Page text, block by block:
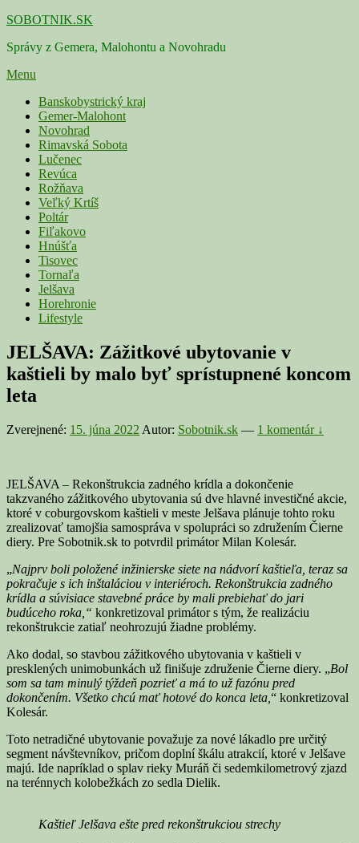
Skip
content
SOBOTNIK.SK
Správy z Gemera, Malohontu a Novohradu
Menu
Primárne
menu
Banskobystrický kraj
Gemer-Malohont
Novohrad
Rimavská Sobota
Lučenec
Revúca
Rožňava
Veľký Krtíš
Poltár
Fiľakovo
Hnúšťa
Tisovec
Tornaľa
Jelšava
Horehronie
Lifestyle
JELŠAVA: Zážitkové ubytovanie v
kaštieli by malo byť sprístupnené koncom
leta
Zverejnené: 15. júna 2022 Autor: Sobotnik.sk — 1 komentár ↓
JELŠAVA – Rekonštrukcia zadného krídla a dokončenie
takzvaného zážitkového ubytovania sú dve hlavné investičné akcie,
ktoré v coburgovskom kaštieli v meste Jelšava plánuje tohto roku
zrealizovať tamojšia samospráva v spolupráci so združením Čierne
diery. Pre Sobotnik.sk to potvrdil primátor Milan Kolesár.
„Najprv boli položené inžinierske siete na nádvorí kaštieľa, teraz sa
pokračuje s ich inštaláciou v interiéroch. Rekonštrukcia zadného
krídla a súvisiace stavebné práce by mali prebiehať do jari
budúceho roka,“ konkretizoval primátor s tým, že realizáciu
rekonštrukcie zatiaľ neohrozujú žiadne problémy.
Ako dodal, so stavbou zážitkového ubytovania v kaštieli v
presklených unimobunkách už finišuje združenie Čierne diery. „Bol
som sa tam minulý týždeň pozrieť a má to už fazónu pred
dokončením. Všetko chcú mať hotové do konca leta, “ konkretizoval
Kolesár.
Toto netradičné ubytovanie považuje za nové lákadlo pre určitý
segment návštevníkov, pričom doplní škálu atrakcií, ktoré v Jelšave
majú. Ide napríklad o splav rieky Muráň či sedemkilometrový zjazd
na terénnych kolobežkách zo sedla Dielik.
Kaštieľ Jelšava ešte pred rekonštrukciou strechy